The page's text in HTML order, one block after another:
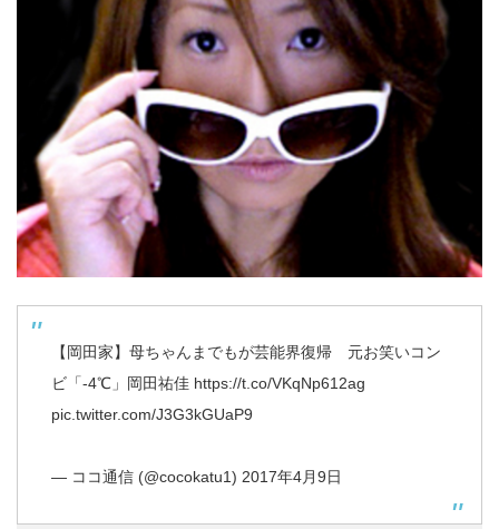
【岡田家】母ちゃんまでもが芸能界復帰 元お笑いコン
ビ「-4℃」岡田祐佳 https://t.co/VKqNp612ag
pic.twitter.com/J3G3kGUaP9
— ココ通信 (@cocokatu1) 2017年4月9日